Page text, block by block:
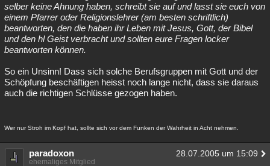
selber keine Ahnung haben, schreibt sie auf und lasst sie euch von
einem Pfarrer oder Religionslehrer (am besten schriftlich)
beantworten, den die haben ihr Leben mit Jesus, Gott, der Bibel
und den hl Geist verbracht und sollten eure Fragen locker
beantworten können.
So ein Unsinn! Dass sich solche Berufsgruppen mit Gott und der
Schöpfung beschäftigen heisst noch lange nicht, dass sie daraus
auch die richtigen Schlüsse gezogen haben.
Wer nur Stroh im Kopf hat, sollte sich vor dem Funken der Wahrheit in Acht nehmen.
paradoxon 28.07.2005 um 15:09
ehemaliges Mitglied